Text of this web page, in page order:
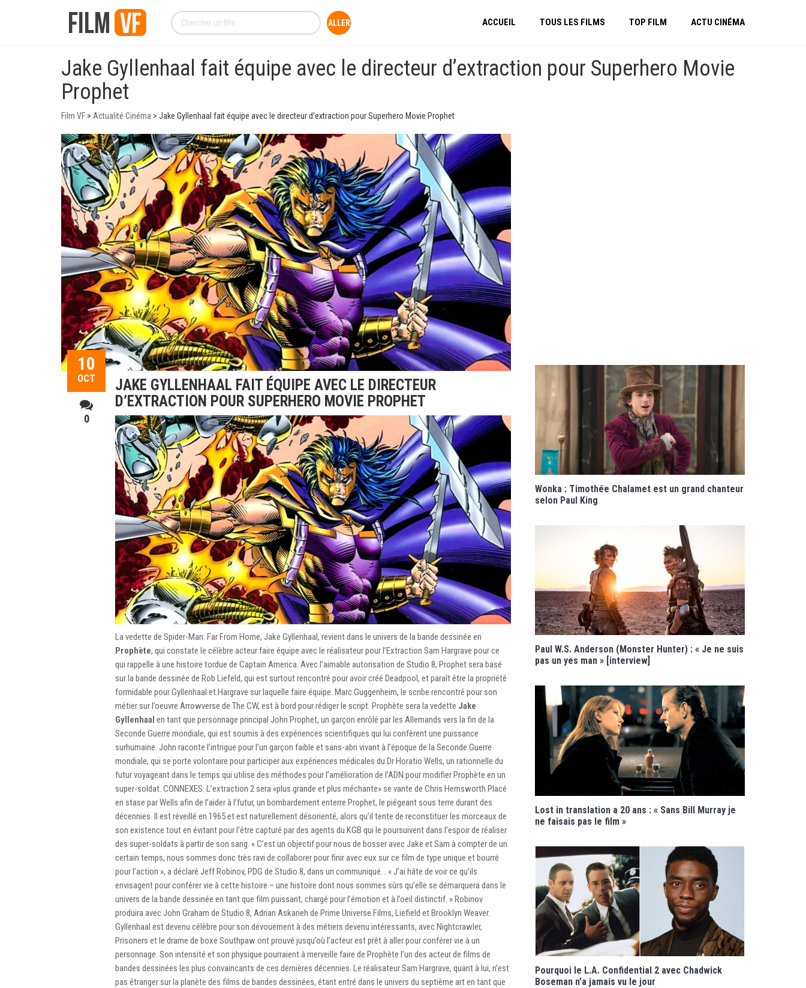
ACCUEIL TOUS LES FILMS TOP FILM ACTU CINÉMA
Jake Gyllenhaal fait équipe avec le directeur d’extraction pour Superhero Movie
Prophet
Film VF > Actualité Cinéma > Jake Gyllenhaal fait équipe avec le directeur d’extraction pour Superhero Movie Prophet
10
OCT
0
JAKE GYLLENHAAL FAIT ÉQUIPE AVEC LE DIRECTEUR
D’EXTRACTION POUR SUPERHERO MOVIE PROPHET
La vedette de Spider-Man: Far From Home, Jake Gyllenhaal, revient dans le univers de la bande dessinée en
Prophète, qui constate le célèbre acteur faire équipe avec le réalisateur pour l’Extraction Sam Hargrave pour ce
qui rappelle à une histoire tordue de Captain America. Avec l’aimable autorisation de Studio 8, Prophet sera basé
sur la bande dessinée de Rob Liefeld, qui est surtout rencontré pour avoir créé Deadpool, et paraît être la propriété
formidable pour Gyllenhaal et Hargrave sur laquelle faire équipe. Marc Guggenheim, le scribe rencontré pour son
métier sur l’oeuvre Arrowverse de The CW, est à bord pour rédiger le script. Prophète sera la vedette Jake
Gyllenhaal en tant que personnage principal John Prophet, un garçon enrôlé par les Allemands vers la fin de la
Seconde Guerre mondiale, qui est soumis à des expériences scientifiques qui lui confèrent une puissance
surhumaine. John raconte l’intrigue pour l’un garçon faible et sans-abri vivant à l’époque de la Seconde Guerre
mondiale, qui se porte volontaire pour participer aux expériences médicales du Dr Horatio Wells, un rationnelle du
futur voyageant dans le temps qui utilise des méthodes pour l’amélioration de l’ADN pour modifier Prophète en un
super-soldat. CONNEXES: L’extraction 2 sera «plus grande et plus méchante» se vante de Chris Hemsworth Placé
en stase par Wells afin de l’aider à l’futur, un bombardement enterre Prophet, le piégeant sous terre durant des
décennies. Il est réveillé en 1965 et est naturellement désorienté, alors qu’il tente de reconstituer les morceaux de
son existence tout en évitant pour l’être capturé par des agents du KGB qui le poursuivent dans l’espoir de réaliser
des super-soldats à partir de son sang. « C’est un objectif pour nous de bosser avec Jake et Sam à compter de un
certain temps, nous sommes donc très ravi de collaborer pour finir avec eux sur ce film de type unique et bourré
pour l’action », a déclaré Jeff Robinov, PDG de Studio 8, dans un communiqué. . « J’ai hâte de voir ce qu’ils
envisagent pour conférer vie à cette histoire – une histoire dont nous sommes sûrs qu’elle se démarquera dans le
univers de la bande dessinée en tant que film puissant, chargé pour l’émotion et à l’oeil distinctif. » Robinov
produira avec John Graham de Studio 8, Adrian Askarieh de Prime Universe Films, Liefield et Brooklyn Weaver.
Gyllenhaal est devenu célèbre pour son dévouement à des métiers devenu intéressants, avec Nightcrawler,
Prisoners et le drame de boxe Southpaw ont prouvé jusqu’où l’acteur est prêt à aller pour conférer vie à un
personnage. Son intensité et son physique pourraient à merveille faire de Prophète l’un des acteur de films de
bandes dessinées les plus convaincants de ces dernières décennies. Le réalisateur Sam Hargrave, quant à lui, n’est
pas étranger sur la planète des films de bandes dessinées, étant entré dans le univers du septième art en tant que
Wonka : Timothée Chalamet est un grand chanteur
selon Paul King
Paul W.S. Anderson (Monster Hunter) : « Je ne suis
pas un yes man » [interview]
Lost in translation a 20 ans : « Sans Bill Murray je
ne faisais pas le film »
Pourquoi le L.A. Confidential 2 avec Chadwick
Boseman n’a jamais vu le jour